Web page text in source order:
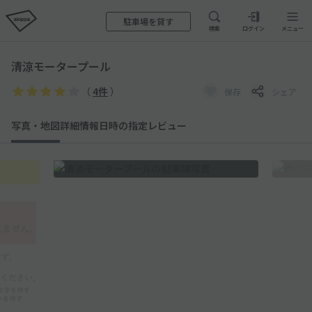
駐車場を貸す
検索 ログイン メニュー
清涼モータープール
（ 4件 ） 保存 シェア
写真・地図詳細情報日時の指定 レビュー